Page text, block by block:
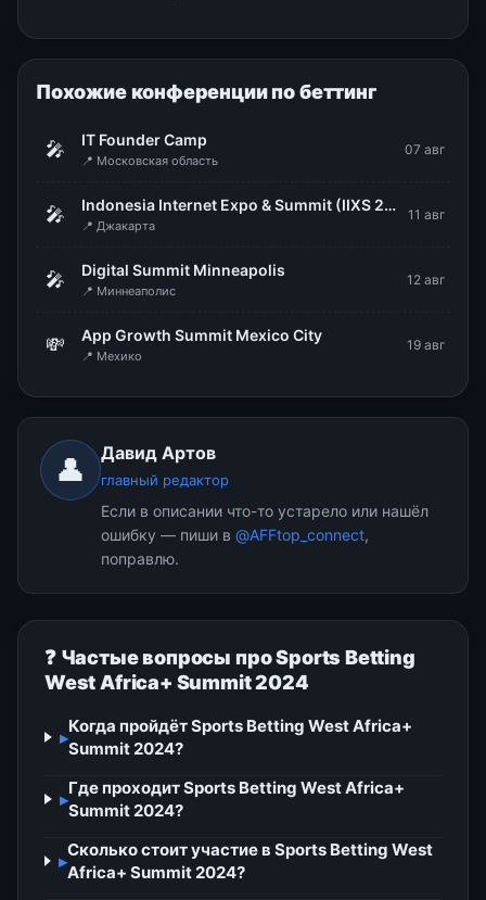
Похожие конференции по беттинг
🎤 IT Founder Camp
📍 Московская область
07 авг
🎤 Indonesia Internet Expo & Summit (IIXS 2026)
📍 Джакарта
11 авг
🎤 Digital Summit Minneapolis
📍 Миннеаполис
12 авг
💸 App Growth Summit Mexico City
📍 Мехико
19 авг
👤 Давид Артов
главный редактор
Если в описании что-то устарело или нашёл
ошибку — пиши в @AFFtop_connect,
поправлю.
❓ Частые вопросы про Sports Betting
West Africa+ Summit 2024
▸
Когда пройдёт Sports Betting West Africa+
Summit 2024?
▸
Где проходит Sports Betting West Africa+
Summit 2024?
▸
Сколько стоит участие в Sports Betting West
Africa+ Summit 2024?